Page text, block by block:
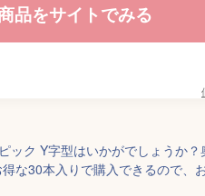
品をサイトでみる
ック Y字型はいかがでしょうか
な30本入りで購入できるので、お